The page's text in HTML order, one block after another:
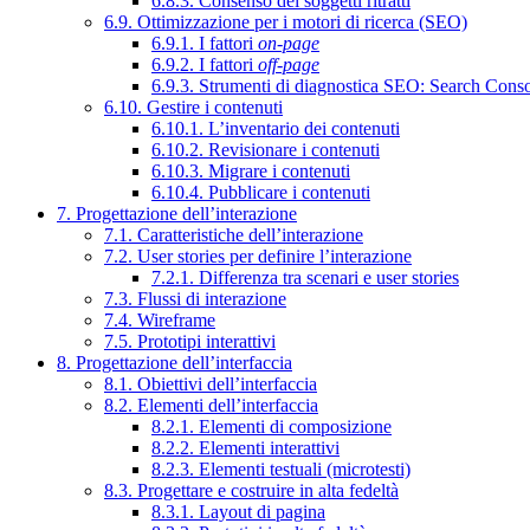
6.9. Ottimizzazione per i motori di ricerca (SEO)
6.9.1. I fattori on-page
6.9.2. I fattori off-page
6.9.3. Strumenti di diagnostica SEO: Search
6.10. Gestire i contenuti
6.10.1. L’inventario dei contenuti
6.10.2. Revisionare i contenuti
6.10.3. Migrare i contenuti
6.10.4. Pubblicare i contenuti
7. Progettazione dell’interazione
7.1. Caratteristiche dell’interazione
7.2. User stories per definire l’interazione
7.2.1. Differenza tra scenari e user stories
7.3. Flussi di interazione
7.4. Wireframe
7.5. Prototipi interattivi
8. Progettazione dell’interfaccia
8.1. Obiettivi dell’interfaccia
8.2. Elementi dell’interfaccia
8.2.1. Elementi di composizione
8.2.2. Elementi interattivi
8.2.3. Elementi testuali (microtesti)
8.3. Progettare e costruire in alta fedeltà
8.3.1. Layout di pagina